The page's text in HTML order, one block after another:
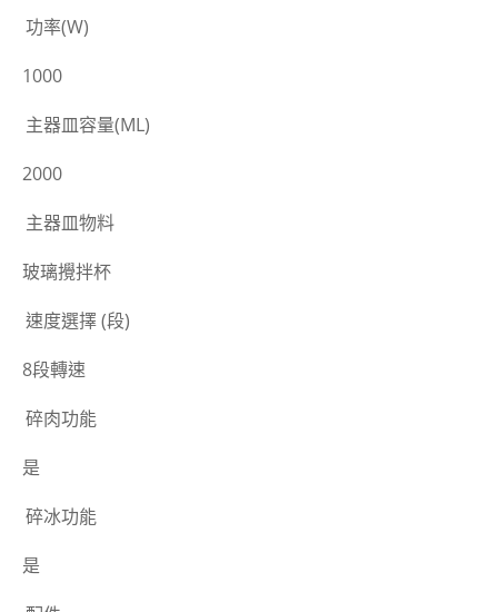
功率(W)
1000
主器皿容量(ML)
2000
主器皿物料
玻璃攪拌杯
速度選擇 (段)
8段轉速
碎肉功能
是
碎冰功能
是